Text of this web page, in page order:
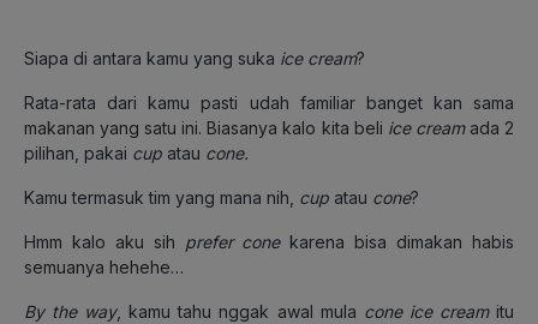
Siapa di antara kamu yang suka ice cream?
Rata-rata dari kamu pasti udah familiar banget kan sama
makanan yang satu ini. Biasanya kalo kita beli ice creamada 2
pilihan, pakai cup atau cone.
Kamu termasuk tim yang mana nih, cup atau cone?
Hmm kalo aku sih prefer conekarena bisa dimakan habis
semuanya hehehe…
By the way, kamu tahu nggak awal mula cone ice creamitu